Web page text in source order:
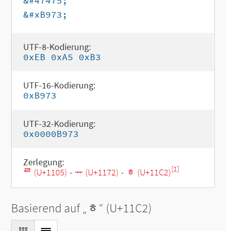
&#xB973;
UTF-8-Kodierung:
0xEB 0xA5 0xB3
UTF-16-Kodierung:
0xB973
UTF-32-Kodierung:
0x0000B973
Zerlegung:
ᄅ (U+1105) - ᅲ (U+1172) - ᇂ (U+11C2)[1]
Basierend auf „ ᇂ “ (U+11C2)